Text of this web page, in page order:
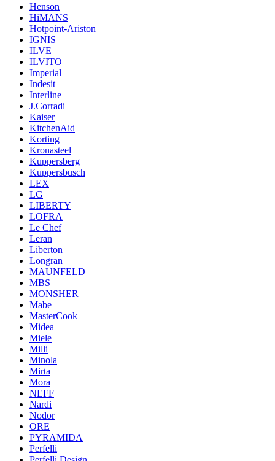
Henson
HiMANS
Hotpoint-Ariston
IGNIS
ILVE
ILVITO
Imperial
Indesit
Interline
J.Corradi
Kaiser
KitchenAid
Korting
Kronasteel
Kuppersberg
Kuppersbusch
LEX
LG
LIBERTY
LOFRA
Le Chef
Leran
Liberton
Longran
MAUNFELD
MBS
MONSHER
Mabe
MasterCook
Midea
Miele
Milli
Minola
Mirta
Mora
NEFF
Nardi
Nodor
ORE
PYRAMIDA
Perfelli